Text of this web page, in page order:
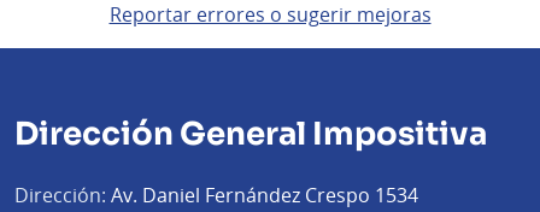
Reportar errores o sugerir mejoras
Dirección General Impositiva
Dirección: Av. Daniel Fernández Crespo 1534